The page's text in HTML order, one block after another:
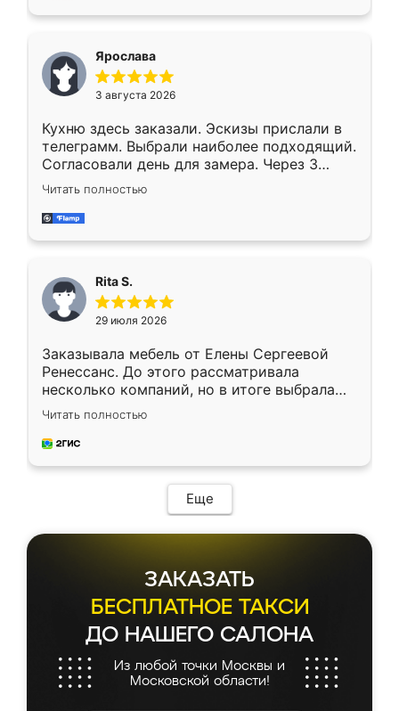
Ярослава
3 августа 2026
Кухню здесь заказали. Эскизы прислали в
телеграмм. Выбрали наиболее подходящий.
Согласовали день для замера. Через 3
недели кухня была уже готова. Остались
довольны работой. Спасибо Ренессанс
мебель за качественную работу!
Читать полностью
Rita S.
29 июля 2026
Заказывала мебель от Елены Сергеевой
Ренессанс. До этого рассматривала
несколько компаний, но в итоге выбрала
эту. Сначала обговорили условия, потом
приехал замерщик, всё спокойно объяснил
и снял размеры. Изготовили в срок, с
мебель сразу встала на свое место без
каких-либо доработок. Качеством осталась
довольна, все выглядит так, как и ожидала.
Читать полностью
Еще
ЗАКАЗАТЬ
БЕСПЛАТНОЕ ТАКСИ
ДО НАШЕГО САЛОНА
Из любой точки Москвы и
Московской области!